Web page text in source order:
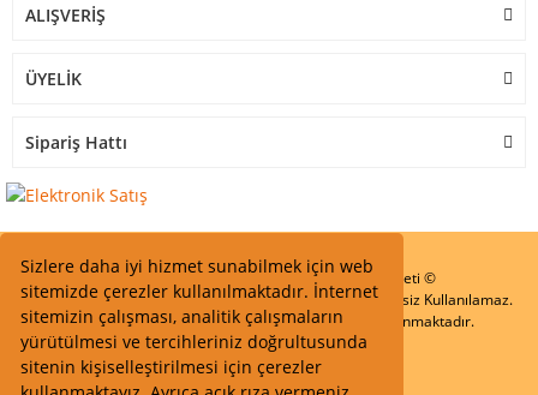
Sizlere daha iyi hizmet sunabilmek için web
sitemizde çerezler kullanılmaktadır. İnternet
sitemizin çalışması, analitik çalışmaların
yürütülmesi ve tercihleriniz doğrultusunda
sitenin kişiselleştirilmesi için çerezler
ALIŞVERİŞ
ÜYELİK
Sipariş Hattı
Start Elektronik Sanayi ve Ticaret Limited Şirketi ©
Resimler Yazılar ve İçeriklerin Tüm hakları saklıdır ve İzinsiz Kullanılamaz.
Kredi kartı bilgileriniz 256bit SSL Sertifikası ile Korunmaktadır.